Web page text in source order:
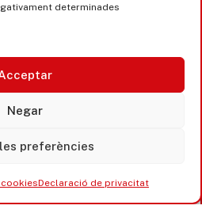
determinades
Negar
preferències
Declaració de privacitat